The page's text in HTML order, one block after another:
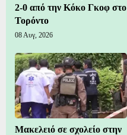
2-0 από την Κόκο Γκοφ στο
Τορόντο
08 Αυγ, 2026
Μακελειό σε σχολείο στην